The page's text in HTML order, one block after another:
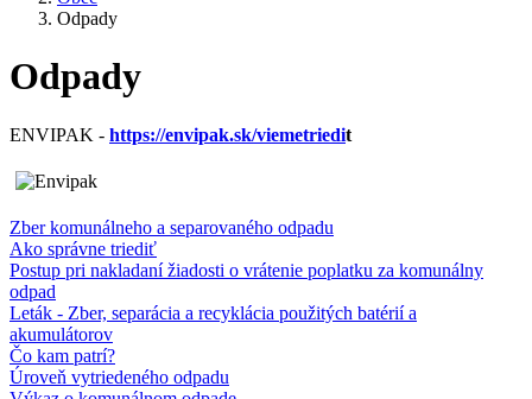
Odpady
Odpady
ENVIPAK - https://envipak.sk/viemetriedit
Zber komunálneho a separovaného odpadu
Ako správne triediť
Postup pri nakladaní žiadosti o vrátenie poplatku za komunálny
odpad
Leták - Zber, separácia a recyklácia použitých batérií a
akumulátorov
Čo kam patrí?
Úroveň vytriedeného odpadu